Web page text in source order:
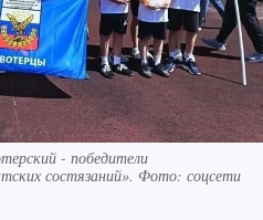
- победители
состязаний». Фото: соцсети